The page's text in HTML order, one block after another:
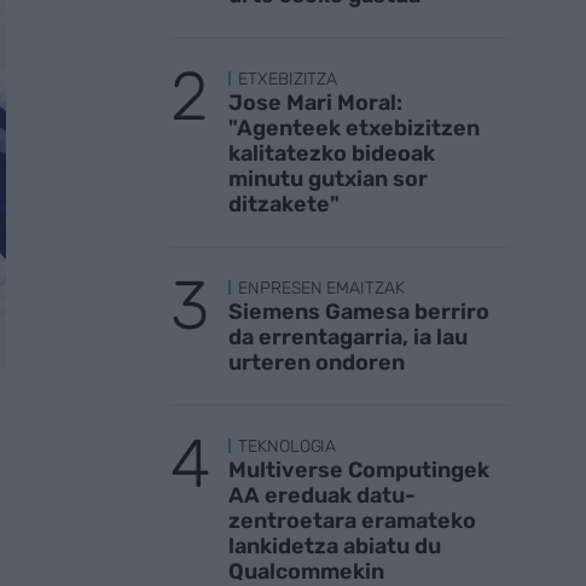
ETXEBIZITZA
Jose Mari Moral:
"Agenteek etxebizitzen
kalitatezko bideoak
minutu gutxian sor
ditzakete"
ENPRESEN EMAITZAK
Siemens Gamesa berriro
da errentagarria, ia lau
urteren ondoren
TEKNOLOGIA
Multiverse Computingek
AA ereduak datu-
zentroetara eramateko
lankidetza abiatu du
Qualcommekin